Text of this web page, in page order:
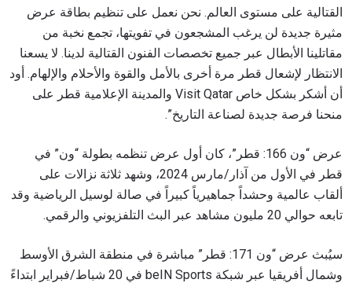
القتالية على مستوى العالم. نحن نعمل على تنظيم بطاقة عرض
مثيرة جديدة لن يرغب المشجعون في تفويتها، تجمع نخبة من
مقاتلينا الأبطال عبر جميع تخصصات الفنون القتالية لدينا. لا يسعنا
الانتظار لإشعال قطر مرة أخرى بالأمل والقوة والأحلام والإلهام. أود
أن أشكر بشكل خاص Visit Qatar والمدينة الإعلامية قطر على
منحنا فرصة جديدة لصناعة التاريخ”.
عرض “ون 166: قطر”، كان أول عرض تنظمه بطولة “ون” في
قطر في الأول من آذار/مارس 2024، وشهد ثلاثة نزالات على
ألقاب عالمية وحشداً جماهيرياً كبيراً في صالة لوسيل الرياضية وقد
تابعه حوالي 20 مليون مشاهد عبر البث التلفزيوني والرقمي.
سيُبث عرض “ون 171: قطر” مباشرة في منطقة الشرق الأوسط
وشمال أفريقيا عبر شبكة beIN Sports في 20 شباط/فبراير ابتداءً